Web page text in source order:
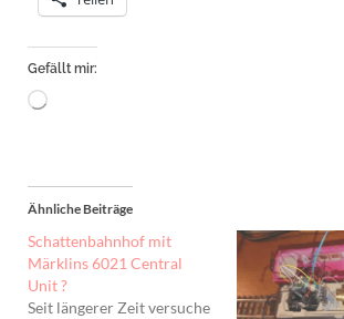
Gefällt mir:
Wird
Ähnliche Beiträge
Schattenbahnhof mit
Märklins 6021 Central
Unit ?
Seit längerer Zeit versuche